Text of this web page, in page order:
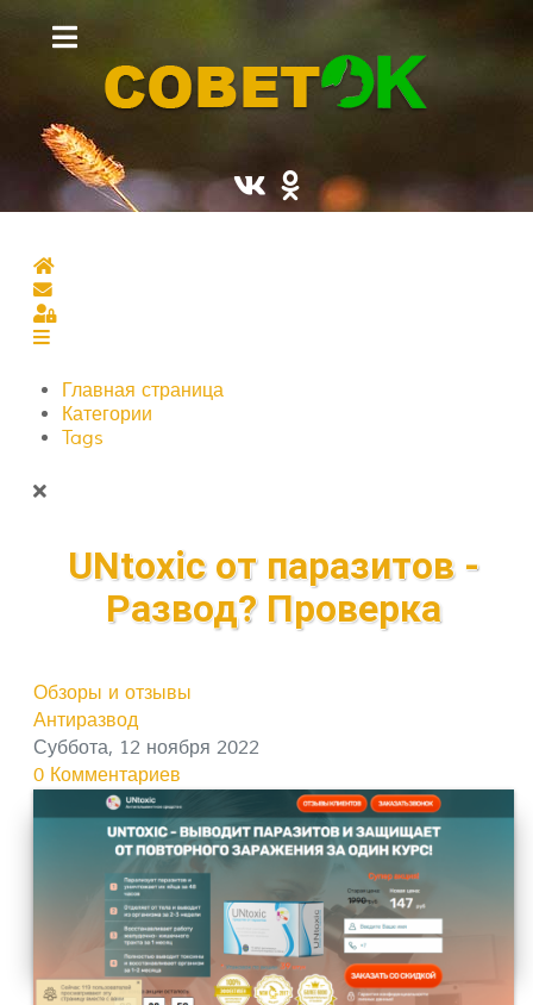
Главная страница
Подписаться на блог
Sign In
Главная страница
Категории
Tags
UNtoxic от паразитов -
Развод? Проверка
Обзоры и отзывы
Антиразвод
Суббота, 12 ноября 2022
0 Комментариев